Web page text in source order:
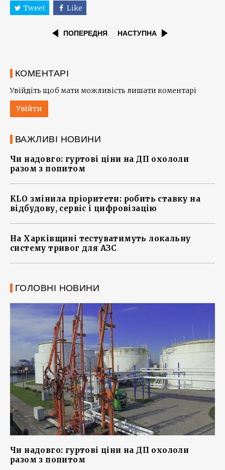
Tweet Like
ПОПЕРЕДНЯ НАСТУПНА
КОМЕНТАРІ
Увійдіть щоб мати можливість лишати коментарі
Увійти
ВАЖЛИВІ НОВИНИ
Чи надовго: гуртові ціни на ДП охололи
разом з попитом
KLO змінила пріоритети: робить ставку на
відбудову, сервіс і цифровізацію
На Харківщині тестуватимуть локальну
систему тривог для АЗС
ГОЛОВНІ НОВИНИ
Чи надовго: гуртові ціни на ДП охололи
разом з попитом